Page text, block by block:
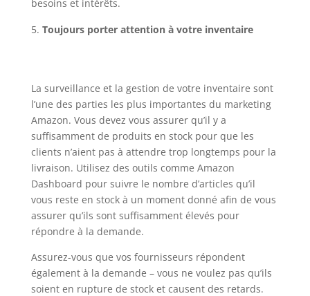
besoins et intérêts.
Toujours porter attention à votre inventaire
La surveillance et la gestion de votre inventaire sont
l’une des parties les plus importantes du marketing
Amazon. Vous devez vous assurer qu’il y a
suffisamment de produits en stock pour que les
clients n’aient pas à attendre trop longtemps pour la
livraison. Utilisez des outils comme Amazon
Dashboard pour suivre le nombre d’articles qu’il
vous reste en stock à un moment donné afin de vous
assurer qu’ils sont suffisamment élevés pour
répondre à la demande.
Assurez-vous que vos fournisseurs répondent
également à la demande – vous ne voulez pas qu’ils
soient en rupture de stock et causent des retards.